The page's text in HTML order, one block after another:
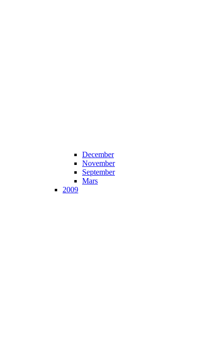
December
November
September
Mars
2009